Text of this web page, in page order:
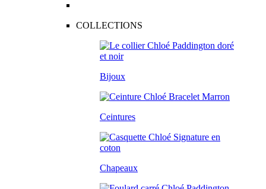
COLLECTIONS
Bijoux
Ceintures
Chapeaux